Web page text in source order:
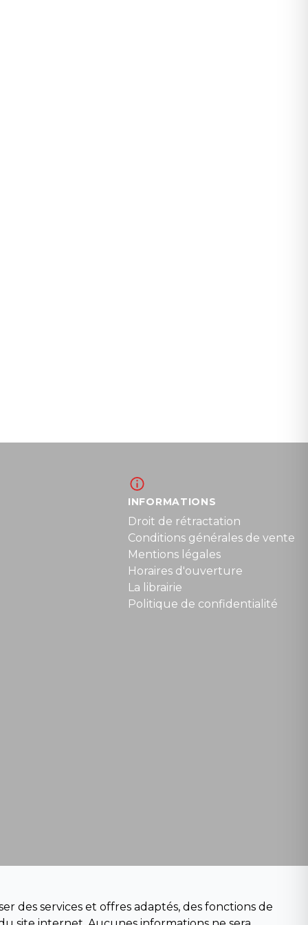
INFORMATIONS
Droit de rétractation
Conditions générales de vente
Mentions légales
Horaires d'ouverture
La librairie
Politique de confidentialité
des services et offres adaptés, des fonctions de